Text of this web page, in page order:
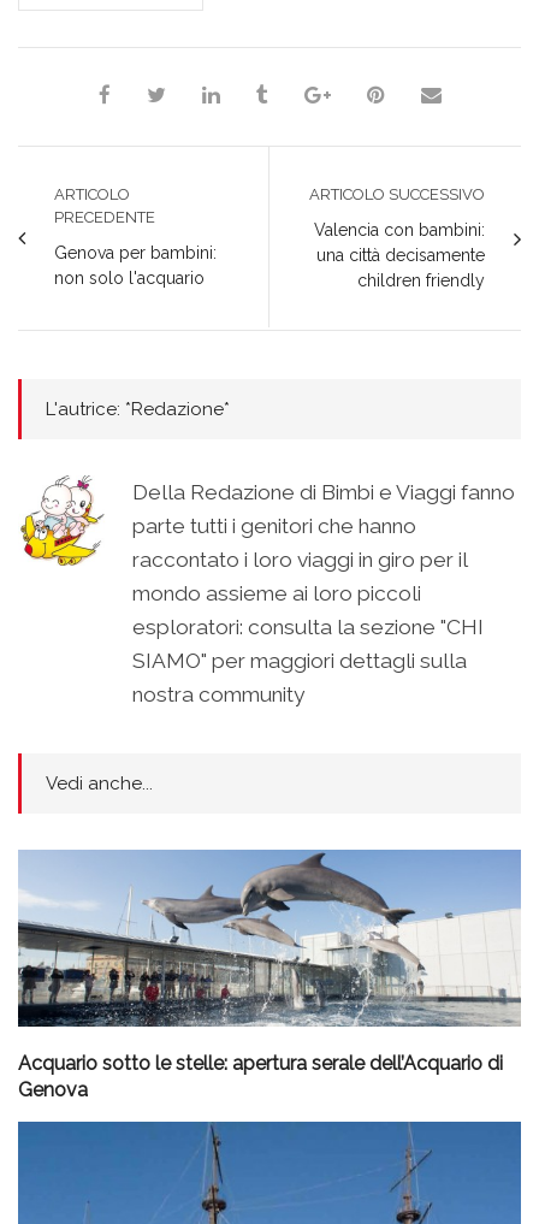
ARTICOLO
PRECEDENTE
Genova per bambini:
non solo l'acquario
ARTICOLO SUCCESSIVO
Valencia con bambini:
una città decisamente
children friendly
L'autrice: *Redazione*
Della Redazione di Bimbi e Viaggi fanno
parte tutti i genitori che hanno
raccontato i loro viaggi in giro per il
mondo assieme ai loro piccoli
esploratori: consulta la sezione "CHI
SIAMO" per maggiori dettagli sulla
nostra community
Vedi anche...
Acquario sotto le stelle: apertura serale dell’Acquario di
Genova